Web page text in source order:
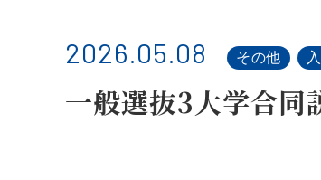
2026.05.08 その他
一般選抜3大学合同